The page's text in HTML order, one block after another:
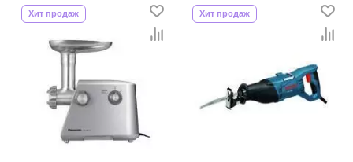
Хит продаж Хит продаж